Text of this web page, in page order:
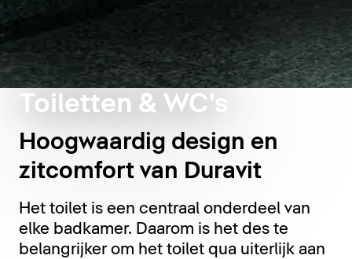
Toiletten & WC's
Hoogwaardig design en
zitcomfort van Duravit
Het toilet is een centraal onderdeel van
elke badkamer. Daarom is het des te
belangrijker om het toilet qua uiterlijk aan